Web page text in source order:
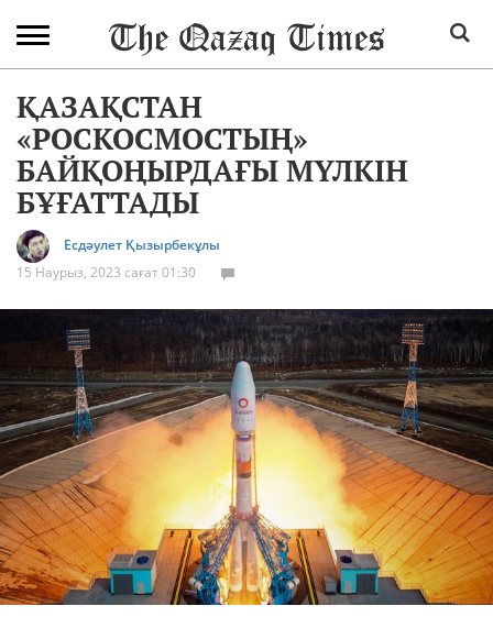
ҚАЗАҚСТАН
«РОСКОСМОСТЫҢ»
БАЙҚОҢЫРДАҒЫ МҮЛКІН
БҰҒАТТАДЫ
Есдәулет Қызырбекұлы
15 Наурыз, 2023 сағат 01:30